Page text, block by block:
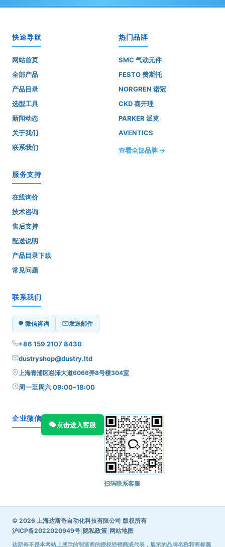
快速导航
网站首页
全部产品
产品目录
选型工具
新闻动态
关于我们
联系我们
热门品牌
SMC 气动元件
FESTO 费斯托
NORGREN 诺冠
CKD 喜开理
PARKER 派克
AVENTICS
查看全部品牌 →
服务支持
在线询价
技术咨询
售后支持
配送说明
产品目录下载
常见问题
联系我们
微信咨询 发送邮件
+86 159 2107 8430
dustryshop@dustry.ltd
上海青浦区崧泽大道6066弄8号楼304室
周一至周六 09:00–18:00
企业微信
点击进入客服
扫码联系客服
© 2026 上海达斯奇自动化科技有限公司 版权所有
沪ICP备2022020949号 隐私政策 网站地图
达斯奇不是本网站上展示的制造商的授权经销商或代表，展示的品牌名称和商标属